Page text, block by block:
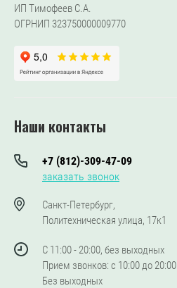
ИП Тимофеев С.А.
ОГРНИП 323750000009770
Наши контакты
+7 (812)-309-47-09
заказать звонок
Санкт-Петербург,
Политехническая улица, 17к1
С 11:00 - 20:00, без выходных
Прием звонков: с 10:00 до 20:00
Без выходных